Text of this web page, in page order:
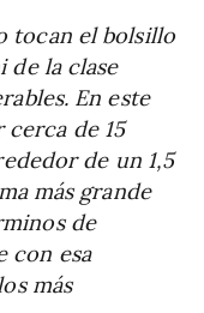
tocan el bolsillo
de la clase
En este
de 15
de un 1,5
más grande
de
con esa
más